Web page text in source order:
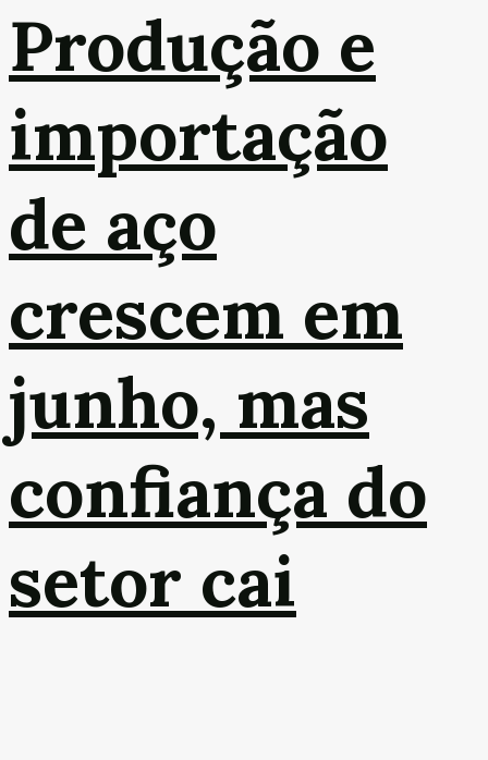
Produção e
importação
de aço
crescem em
junho, mas
confiança do
setor cai